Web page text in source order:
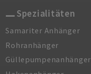
Spezialitäten
Samariter Anhänger
Rohranhänger
Güllepumpenanhänger